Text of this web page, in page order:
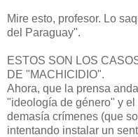
Mire esto, profesor. Lo
del Paraguay".
ESTOS SON LOS
DE "MACHICIDIO".
Ahora, que la prensa
"ideología de género" y
demasía crímenes (que
intentando instalar un